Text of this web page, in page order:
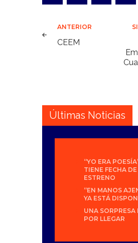
Navegación
de
ANTERIOR
CEEM
Últimas Noticias
“YO ERA
TIENE FECHA DE
ESTRENO
“EN MANOS
YA ESTÁ
UNA SORPRESA
POR LLEGAR